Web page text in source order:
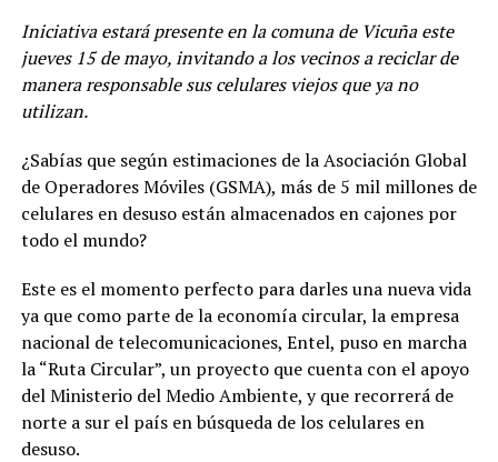
Iniciativa estará presente en la comuna de Vicuña este
jueves 15 de mayo, invitando a los vecinos a reciclar de
manera responsable sus celulares viejos que ya no
utilizan.
¿Sabías que según estimaciones de la Asociación Global
de Operadores Móviles (GSMA), más de 5 mil millones de
celulares en desuso están almacenados en cajones por
todo el mundo?
Este es el momento perfecto para darles una nueva vida
ya que como parte de la economía circular, la empresa
nacional de telecomunicaciones, Entel, puso en marcha
la “Ruta Circular”, un proyecto que cuenta con el apoyo
del Ministerio del Medio Ambiente, y que recorrerá de
norte a sur el país en búsqueda de los celulares en
desuso.